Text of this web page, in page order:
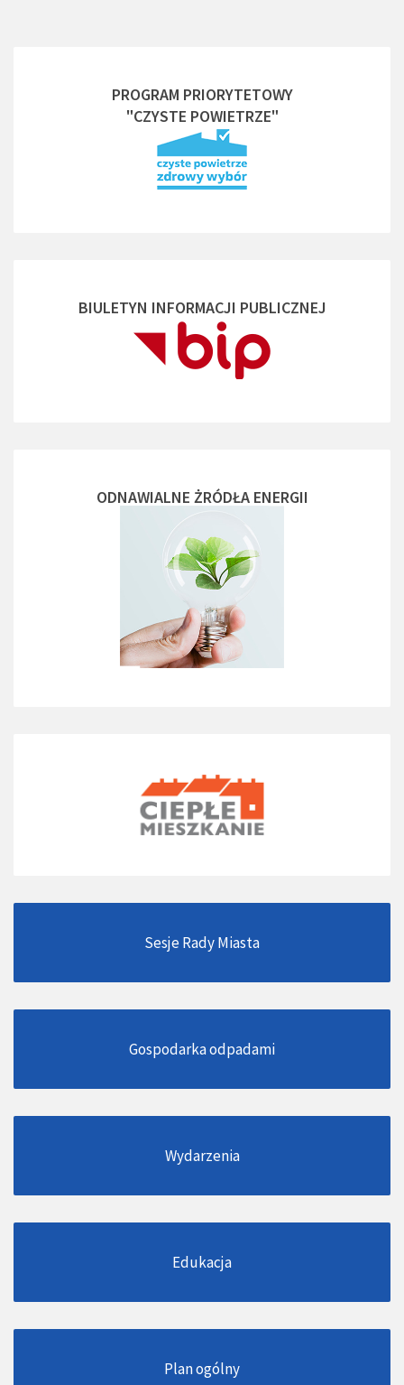
PROGRAM PRIORYTETOWY
"CZYSTE POWIETRZE"
BIULETYN INFORMACJI PUBLICZNEJ
ODNAWIALNE ŻRÓDŁA ENERGII
Sesje Rady Miasta
Gospodarka odpadami
Wydarzenia
Edukacja
Plan ogólny